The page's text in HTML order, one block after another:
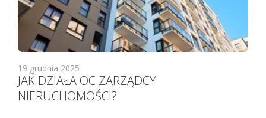
19 grudnia 2025
JAK DZIAŁA OC ZARZĄDCY
NIERUCHOMOŚCI?